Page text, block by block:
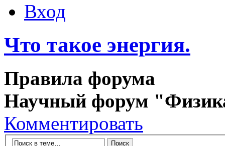
Вход
Что такое энергия.
Правила форума
Научный форум
Комментировать